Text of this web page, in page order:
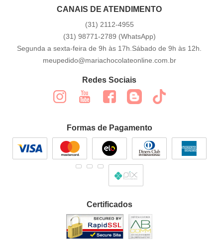
CANAIS DE ATENDIMENTO
(31) 2112-4955
(31) 98771-2789 (WhatsApp)
Segunda a sexta-feira de 9h às 17h.Sábado de 9h às 12h.
meupedido@mariachocolateonline.com.br
Redes Sociais
Formas de Pagamento
Certificados